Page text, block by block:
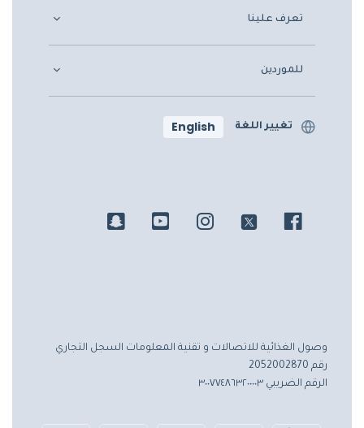
تعرف علينا
للموردين
تغيير اللغة English
وصول الغذائية للاتصالات و تقنية المعلومات السجل التجاري
رقم 2052002870
الرقم الضريبي ٣٠٠٧٧٤٨٦٣٢٠٠٠٠٣